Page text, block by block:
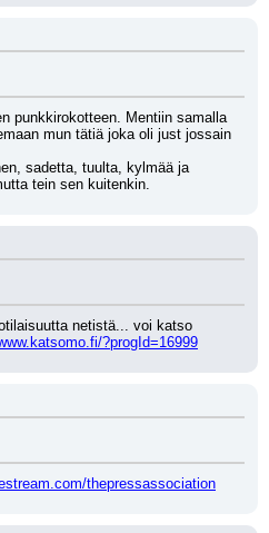
punkkirokotteen. Mentiin samalla
mun tätiä joka oli just jossain
sadetta, tuulta, kylmää ja
tein sen kuitenkin.
netistä... voi katso
?progId=16999
thepressassociation